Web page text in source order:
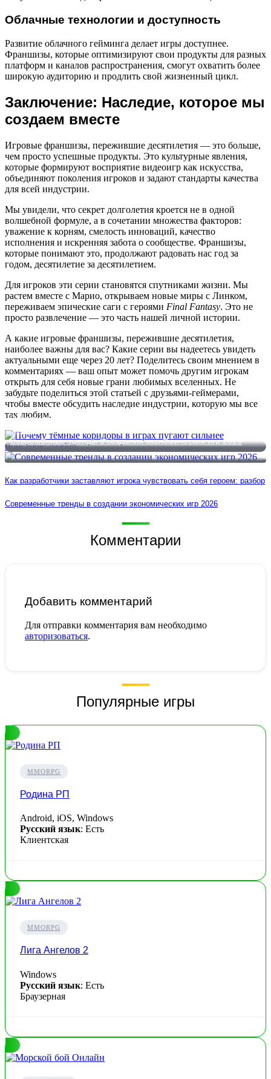
Облачные технологии и доступность
Развитие облачного гейминга делает игры доступнее.
Франшизы, которые оптимизируют свои продукты для разных
платформ и каналов распространения, смогут охватить более
широкую аудиторию и продлить свой жизненный цикл.
Заключение: Наследие, которое мы
создаем вместе
Игровые франшизы, пережившие десятилетия — это больше,
чем просто успешные продукты. Это культурные явления,
которые формируют восприятие видеоигр как искусства,
объединяют поколения игроков и задают стандарты качества
для всей индустрии.
Мы увидели, что секрет долголетия кроется не в одной
волшебной формуле, а в сочетании множества факторов:
уважение к корням, смелость инноваций, качество
исполнения и искренняя забота о сообществе. Франшизы,
которые понимают это, продолжают радовать нас год за
годом, десятилетие за десятилетием.
Для игроков эти серии становятся спутниками жизни. Мы
растем вместе с Марио, открываем новые миры с Линком,
переживаем эпические саги с героями Final Fantasy. Это не
просто развлечение — это часть нашей личной истории.
А какие игровые франшизы, пережившие десятилетия,
наиболее важны для вас? Какие серии вы надеетесь увидеть
актуальными еще через 20 лет? Поделитесь своим мнением в
комментариях — ваш опыт может помочь другим игрокам
открыть для себя новые грани любимых вселенных. Не
забудьте поделиться этой статьей с друзьями-геймерами,
чтобы вместе обсудить наследие индустрии, которую мы все
так любим.
Почему тёмные коридоры в играх пугают сильнее монстров:
разбор
Современные тренды в создании экономических игр 2026
Как разработчики заставляют игрока чувствовать себя героем: разбор
Современные тренды в создании экономических игр 2026
Комментарии
Добавить комментарий
Для отправки комментария вам необходимо
авторизоваться.
Популярные игры
MMORPG
Родина РП
Android, iOS, Windows
Русский язык: Есть
Клиентская
MMORPG
Лига Ангелов 2
Windows
Русский язык: Есть
Браузерная